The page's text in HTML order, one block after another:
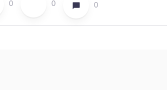
0 0 0